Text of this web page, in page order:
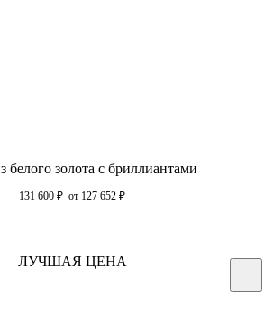
белого золота с бриллиантами
131 600 ₽ от 127 652 ₽
ЛУЧШАЯ ЦЕНА